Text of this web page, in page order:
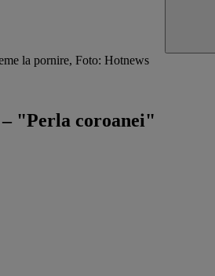
la pornire, Foto: Hotnews
"Perla coroanei"